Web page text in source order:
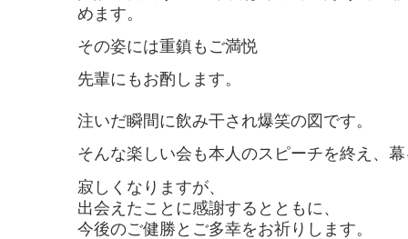
めます。
その姿には重鎮もご満悦
先輩にもお酌します。
注いだ瞬間に飲み干され爆笑の図です。
そんな楽しい会も本人のスピーチを終え、
寂しくなりますが、
出会えたことに感謝するとともに、
今後のご健勝とご多幸をお祈りします。